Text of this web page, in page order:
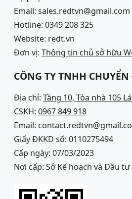
Email: sales.redtvn@gmail.com
Hotline: 0349 208 325
Website: redt.vn
Đơn vị: Thông tin chủ sở hữu
CÔNG TY TNHH
Địa chỉ: Tầng 10, Tòa nhà 105
CSKH: 0967 849 918
Email:
Giấy ĐKKD số: 0110275494
Cấp ngày: 07/03/2023
Nơi cấp: Sở Kế hoạch và Đầu